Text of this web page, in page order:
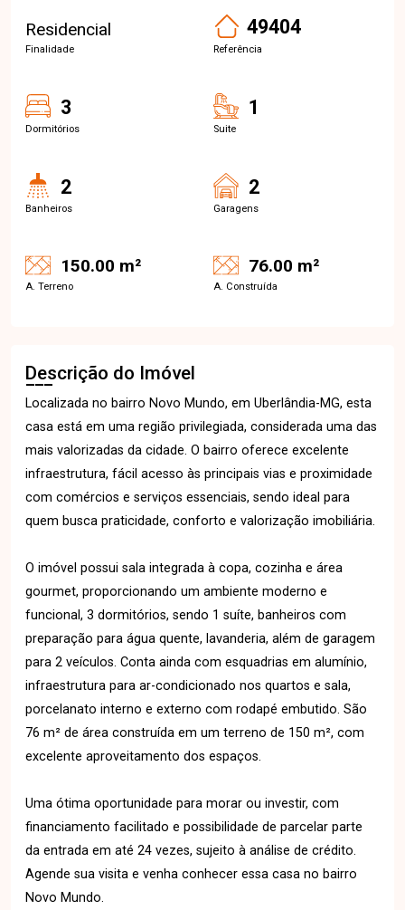
Residencial
Finalidade
49404
Referência
3
Dormitórios
1
Suite
2
Banheiros
2
Garagens
150.00 m²
A. Terreno
76.00 m²
A. Construída
Descrição do Imóvel
Localizada no bairro Novo Mundo, em Uberlândia-MG, esta
casa está em uma região privilegiada, considerada uma das
mais valorizadas da cidade. O bairro oferece excelente
infraestrutura, fácil acesso às principais vias e proximidade
com comércios e serviços essenciais, sendo ideal para
quem busca praticidade, conforto e valorização imobiliária.
O imóvel possui sala integrada à copa, cozinha e área
gourmet, proporcionando um ambiente moderno e
funcional, 3 dormitórios, sendo 1 suíte, banheiros com
preparação para água quente, lavanderia, além de garagem
para 2 veículos. Conta ainda com esquadrias em alumínio,
infraestrutura para ar-condicionado nos quartos e sala,
porcelanato interno e externo com rodapé embutido. São
76 m² de área construída em um terreno de 150 m², com
excelente aproveitamento dos espaços.
Uma ótima oportunidade para morar ou investir, com
financiamento facilitado e possibilidade de parcelar parte
da entrada em até 24 vezes, sujeito à análise de crédito.
Agende sua visita e venha conhecer essa casa no bairro
Novo Mundo.